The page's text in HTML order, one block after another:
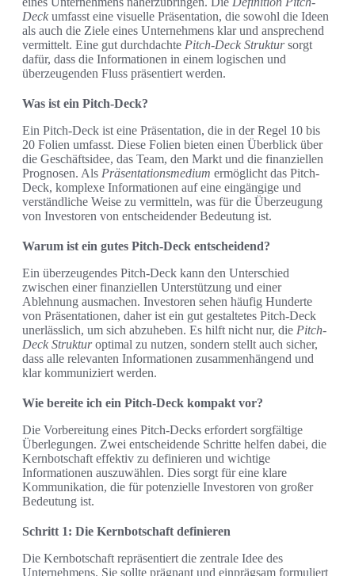
Deck umfasst eine visuelle Präsentation, die sowohl die Ideen
als auch die Ziele eines Unternehmens klar und ansprechend
vermittelt. Eine gut durchdachte Pitch-Deck Struktursorgt
dafür, dass die Informationen in einem logischen und
überzeugenden Fluss präsentiert werden.
Was ist ein Pitch-Deck?
Ein Pitch-Deck ist eine Präsentation, die in der Regel 10 bis
20 Folien umfasst. Diese Folien bieten einen Überblick über
die Geschäftsidee, das Team, den Markt und die finanziellen
Prognosen. Als Präsentationsmedium ermöglicht das Pitch-
Deck, komplexe Informationen auf eine eingängige und
verständliche Weise zu vermitteln, was für die Überzeugung
von Investoren von entscheidender Bedeutung ist.
Warum ist ein gutes Pitch-Deck entscheidend?
Ein überzeugendes Pitch-Deck kann den Unterschied
zwischen einer finanziellen Unterstützung und einer
Ablehnung ausmachen. Investoren sehen häufig Hunderte
von Präsentationen, daher ist ein gut gestaltetes Pitch-Deck
unerlässlich, um sich abzuheben. Es hilft nicht nur, die Pitch-
Deck Strukturoptimal zu nutzen, sondern stellt auch sicher,
dass alle relevanten Informationen zusammenhängend und
klar kommuniziert werden.
Wie bereite ich ein Pitch-Deck kompakt vor?
Die Vorbereitung eines Pitch-Decks erfordert sorgfältige
Überlegungen. Zwei entscheidende Schritte helfen dabei, die
Kernbotschaft effektiv zu definieren und wichtige
Informationen auszuwählen. Dies sorgt für eine klare
Kommunikation, die für potenzielle Investoren von großer
Bedeutung ist.
Schritt 1: Die Kernbotschaft definieren
Die Kernbotschaft repräsentiert die zentrale Idee des
Unternehmens. Sie sollte prägnant und einprägsam formuliert